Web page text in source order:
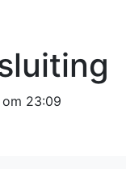
23:09